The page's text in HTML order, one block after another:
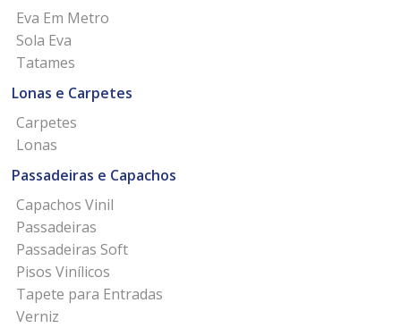
Eva Em Metro
Sola Eva
Tatames
Lonas e Carpetes
Carpetes
Lonas
Passadeiras e Capachos
Capachos Vinil
Passadeiras
Passadeiras Soft
Pisos Vinílicos
Tapete para Entradas
Verniz